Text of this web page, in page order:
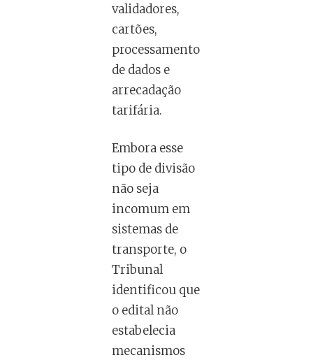
validadores,
cartões,
processamento
de dados e
arrecadação
tarifária.
Embora esse
tipo de divisão
não seja
incomum em
sistemas de
transporte, o
Tribunal
identificou que
o edital não
estabelecia
mecanismos